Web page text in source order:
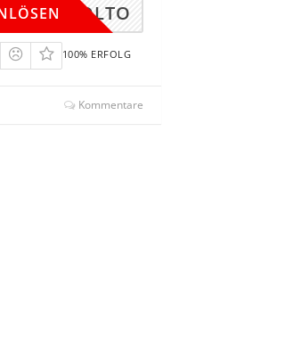
ELBMOLTO
100% ERFOLG
Kommentare